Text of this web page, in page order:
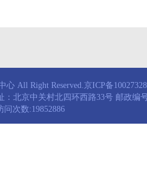
All Right Reserved.京ICP备
北京中关村北四环西路33号 邮政编
问次数:19852886